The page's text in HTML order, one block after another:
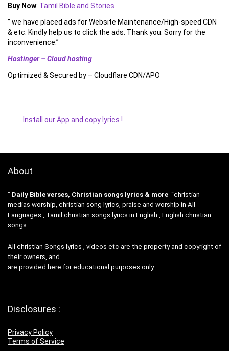
Buy Now: Tamil Bible and Stories
” we have placed ads for Website Maintenance/High-speed CDN
& etc. Kindly help us to click the ads. Thank you. Sorry for the
inconvenience.”
Hostinger – Cloud hosting
Optimized & Secured by – Cloudflare CDN/APO
Install our App and copy lyrics !
About
” Daily Bible verses, Christian songs lyrics & more “christian
medias worship, christian song lyrics, praise and worship in All
Languages , Tamil christian songs lyrics in English , English christian
songs .
All christian Songs lyrics , videos etc are the property and copyright of
their owners, and
are provided here for educational purposes only.
Disclosures :
Privacy Policy
Terms of Service